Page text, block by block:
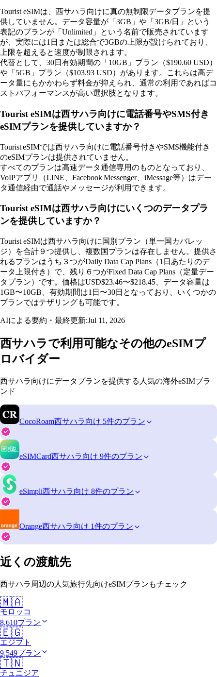
Tourist eSIMは、西サハラ向けに真の無制限データプランを提
供していません。データ容量が「3GB」や「3GB/日」という
表記のプランが「Unlimited」という名前で販売されています
が、実際には1日または総合で3GBの上限が設けられており、
上限を超えると速度が制限されます。
代替として、30日有効期間の「10GB」プラン（$190.60 USD）
や「5GB」プラン（$103.93 USD）があります。これらは高デ
ータ量にもかかわらず料金が抑えられ、通常の利用であればコ
ストパフォーマンスが高い選択肢となります。
Tourist eSIMは西サハラ向けに電話番号やSMS付き
eSIMプランを提供していますか？
Tourist eSIMでは西サハラ向けに電話番号付きやSMS機能付き
のeSIMプランは提供されていません。
すべてのプランは高速データ通信専用のものとなっており、
VoIPアプリ（LINE、Facebook Messenger、iMessage等）はデー
タ通信経由で通話やメッセージが利用できます。
Tourist eSIMは西サハラ向けにいくつのデータプラ
ンを提供していますか？
Tourist eSIMは西サハラ向けに国別プラン（単一国カバレッ
ジ）を合計９つ提供し、複数国プランは存在しません。提供さ
れるプランはうち３つがDaily Data Cap Plans（1日あたりのデ
ータ上限付き）で、残り６つがFixed Data Cap Plans（定量デー
タプラン）です。価格はUSD$23.46〜$218.45、データ容量は
1GB〜10GB、有効期間は1日〜30日となっており、いくつかの
プランではテザリングも可能です。
AIによる要約・最終更新:Jul 11, 2026
西サハラで利用可能なその他のeSIMプ
ロバイダー
西サハラ向けにデータプランを提供する人気の海外eSIMブラ
ンド
CocoRoam西サハラ向け 5件のプラン
eSIMCard西サハラ向け 9件のプラン
eSimpli西サハラ向け 8件のプラン
Orange西サハラ向け 1件のプラン
近くの渡航先
西サハラ周辺の人気旅行先向けeSIMプランもチェック
🇲🇦
モロッコ
8,610プラン
🇪🇬
エジプト
9,549プラン
🇹🇳
チュニジア